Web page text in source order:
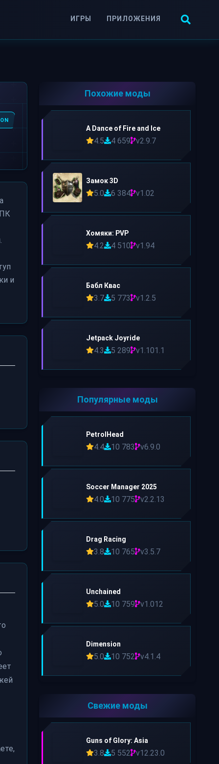
ИГРЫ ПРИЛОЖЕНИЯ
и
Похожие моды
A Dance of Fire and Ice
4.5 4 659 v2.9.7
Замок 3D
5.0 6 384 v1.02
Хомяки: PVP
4.2 4 510 v1.94
Бабл Квас
3.7 5 773 v1.2.5
Jetpack Joyride
4.3 5 289 v1.101.1
Популярные моды
PetrolHead
4.4 10 783 v6.9.0
Soccer Manager 2025
4.0 10 775 v2.2.13
Drag Racing
3.8 10 765 v3.5.7
Unchained
5.0 10 759 v1.012
Dimension
5.0 10 752 v4.1.4
Свежие моды
Guns of Glory: Asia
3.8 5 552 v12.23.0